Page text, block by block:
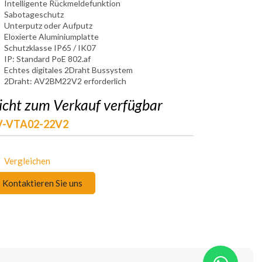
Intelligente Rückmeldefunktion
Sabotageschutz
Unterputz oder Aufputz
Eloxierte Aluminiumplatte
Schutzklasse IP65 / IK07
IP: Standard PoE 802.af
Echtes digitales 2Draht Bussystem
2Draht: AV2BM22V2 erforderlich
zum Verkauf verfügbar
VTA02-22V2
Vergleichen
Kontaktieren Sie uns